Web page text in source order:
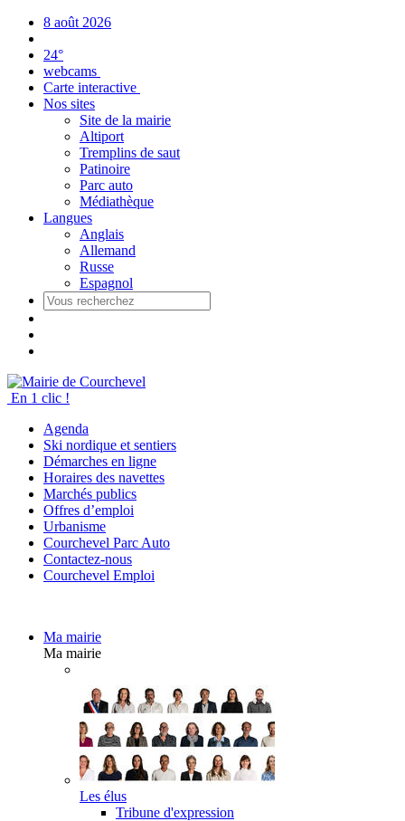
8 août 2026
24°
webcams
Carte interactive
Nos sites
Site de la mairie
Altiport
Tremplins de saut
Patinoire
Parc auto
Médiathèque
Langues
Anglais
Allemand
Russe
Espagnol
En 1 clic !
Agenda
Ski nordique et sentiers
Démarches en ligne
Horaires des navettes
Marchés publics
Offres d’emploi
Urbanisme
Courchevel Parc Auto
Contactez-nous
Courchevel Emploi
Ma mairie
Ma mairie
Les élus
Tribune d'expression